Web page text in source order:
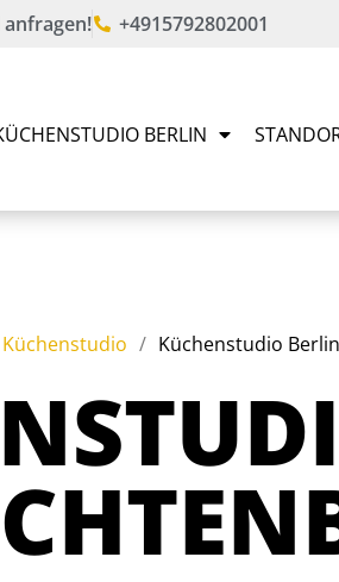
+4915792802001
BERLIN
Küchenstudio / Küchenstudio